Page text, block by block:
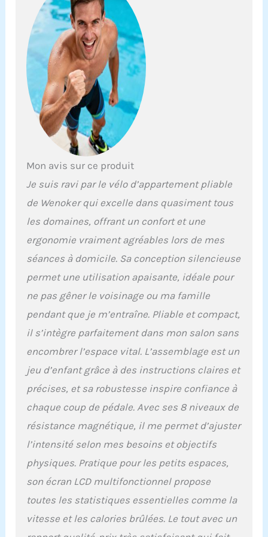
souhaitiez brûler plus de
calories ou profiter d'une
expérience de pédalage
détendue, ce vélo est fait
pour vous. De plus, il est
équipé d'une bande de
résistance pour les bras,
vous permettant de
travailler les muscles du
haut du corps tout en
relaxant les muscles des
design convivial de notre
vélo d'exercice portable
LCD qui suit vos
performances pendant le
cyclisme, comme le
temps, la vitesse, la
distance, les calories
brûlées et la fréquence
cardiaque. Utilisez ces
données pour adapter
votre plan de fitness à
support pratique pour
appareil, vous pouvez
regarder des vidéos ou
utiliser des applications
de fitness pendant
l'exercice, améliorant
ainsi votre confort
général pendant les
【Silencieux et robuste】
Le système de résistance
nos vélos de fitness
fonctionnent
pendant le cyclisme, avec
Mon avis sur ce produit
Je suis ravi par le vélo d’appartement pliable
de Wenoker qui excelle dans quasiment tous
les domaines, offrant un confort et une
ergonomie vraiment agréables lors de mes
séances à domicile. Sa conception silencieuse
permet une utilisation apaisante, idéale pour
ne pas gêner le voisinage ou ma famille
pendant que je m’entraîne. Pliable et compact,
il s’intègre parfaitement dans mon salon sans
encombrer l’espace vital. L’assemblage est un
jeu d’enfant grâce à des instructions claires et
précises, et sa robustesse inspire confiance à
chaque coup de pédale. Avec ses 8 niveaux de
résistance magnétique, il me permet d’ajuster
l’intensité selon mes besoins et objectifs
physiques. Pratique pour les petits espaces,
son écran LCD multifonctionnel propose
toutes les statistiques essentielles comme la
vitesse et les calories brûlées. Le tout avec un